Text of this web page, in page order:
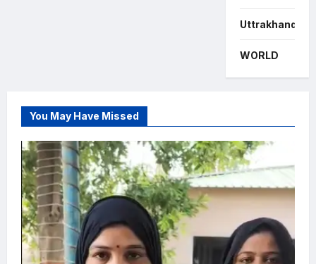
Uttrakhand
WORLD
You May Have Missed